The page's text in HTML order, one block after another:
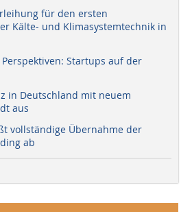
für den ersten
Kälte- und Klimasystemtechnik in
Startups auf der
in Deutschland mit neuem
aus
vollständige Übernahme der
ab